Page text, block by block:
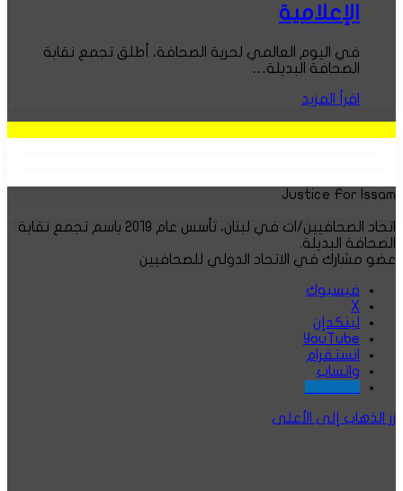
الإعلامية
في اليوم العالمي لحرية الصحافة، أطلق تجمع نقابة
الصحافة البديلة…
اقرأ المزيد
Justice For Issam
اتحاد الصحافيين/ات في لبنان، تأسس عام ٢٠١٩ باسم تجمع نقابة
الصحافة البديلة.
عضو مشارك في الاتحاد الدولي للصحافيين
فيسبوك
‫X
لينكدإن
‫YouTube
انستقرام
واتساب
زر الذهاب إلى الأعلى